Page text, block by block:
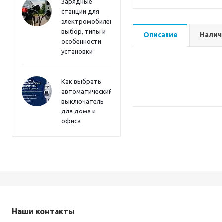
Зарядные
станции для
электромобилей:
выбор, типы и
особенности
установки
Как выбрать
автоматический
выключатель
для дома и
офиса
Описание
Наши контакты